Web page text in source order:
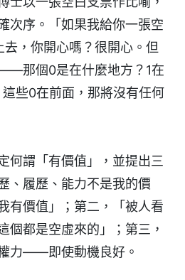
次序。「如果我給你一張空
，你開心嗎？很開心。但
那個0是在什麼地方？1在
些0在前面，那將沒有任何
何謂「有價值」，並提出三
、履歷、能力不是我的價
有價值」；第二，「被人看
個都是空虛來的」；第三，
力——即使動機良好。